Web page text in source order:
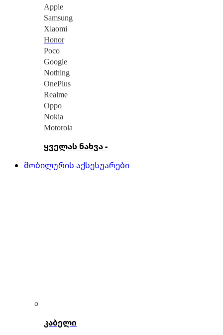
Apple
Samsung
Xiaomi
Honor
Poco
Google
Nothing
OnePlus
Realme
Oppo
Nokia
Motorola
ყველას ნახვა -
მობილურის აქსესუარები
კაბელი